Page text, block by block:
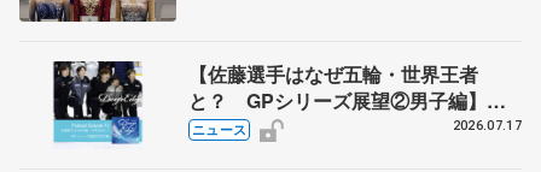
【佐藤選手はなぜ五輪・世界王者
と？ GPシリーズ展望②男子編】
ポッドキャスト#73を配信
ニュース 2026.07.17